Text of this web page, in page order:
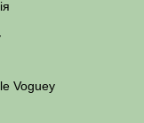
Voguey